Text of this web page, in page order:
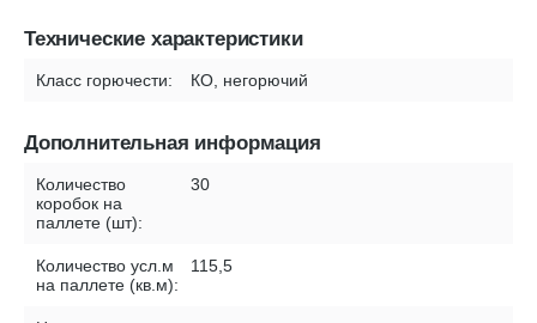
Технические характеристики
Класс горючести: КО, негорючий
Дополнительная информация
Количество
коробок на
паллете (шт):
30
Количество усл.м
на паллете (кв.м):
115,5